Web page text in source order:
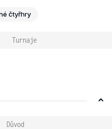
čtyřhry
Turnaje
Důvod